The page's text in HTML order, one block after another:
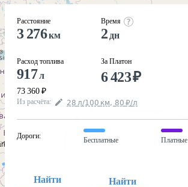
Расстояние
3 276км
Расход топлива
917л
73 360 ₽
Время
2 дн
За Платон
6 423₽
Из расчёта: 28 л/100 км, 80 ₽/л
Дороги:
Бесплатные Платные
Найти Найти